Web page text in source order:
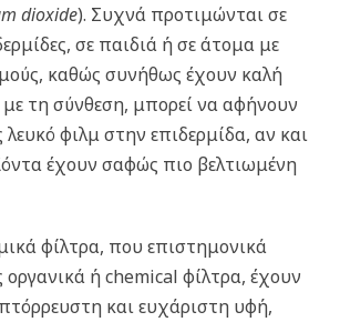
dioxide). Συχνά προτιμώνται σε
σε παιδιά ή σε άτομα με
καθώς συνήθως έχουν καλή
τη σύνθεση, μπορεί να αφήνουν
φιλμ στην επιδερμίδα, αν και
έχουν σαφώς πιο βελτιωμένη
φίλτρα, που επιστημονικά
ή chemical φίλτρα, έχουν
και ευχάριστη υφή,